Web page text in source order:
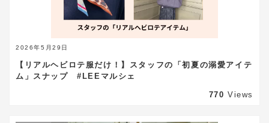
2026年5月29日
【リアルヘビロテ服だけ！】スタッフの「初夏の溺愛アイテ
ム」スナップ #LEEマルシェ
770 Views